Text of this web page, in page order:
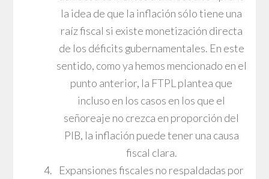
la idea de que la inflación sólo tiene una
raíz fiscal si existe monetización directa
de los déficits gubernamentales. En este
sentido, como ya hemos mencionado en el
punto anterior, la FTPL plantea que
incluso en los casos en los que el
señoreaje no crezca en proporción del
PIB, la inflación puede tener una causa
fiscal clara.
Expansiones fiscales no respaldadas por